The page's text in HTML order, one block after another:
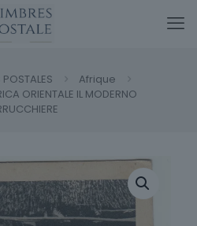
Afrique
ORIENTALE IL MODERNO